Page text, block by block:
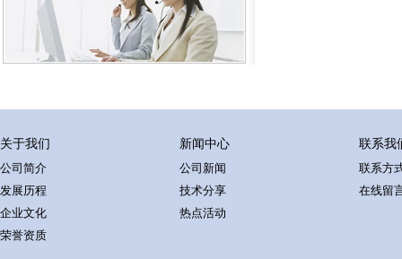
关于我们
公司简介
发展历程
企业文化
荣誉资质
新闻中心
公司新闻
技术分享
热点活动
联系我
联系方
在线留